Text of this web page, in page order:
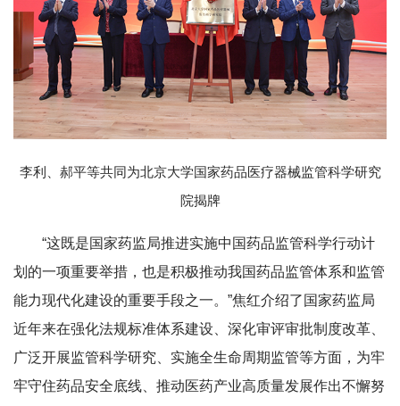
李利、郝平等共同为北京大学国家药品医疗器械监管科学研究
院揭牌
“这既是国家药监局推进实施中国药品监管科学行动计
划的一项重要举措，也是积极推动我国药品监管体系和监管
能力现代化建设的重要手段之一。”焦红介绍了国家药监局
近年来在强化法规标准体系建设、深化审评审批制度改革、
广泛开展监管科学研究、实施全生命周期监管等方面，为牢
牢守住药品安全底线、推动医药产业高质量发展作出不懈努